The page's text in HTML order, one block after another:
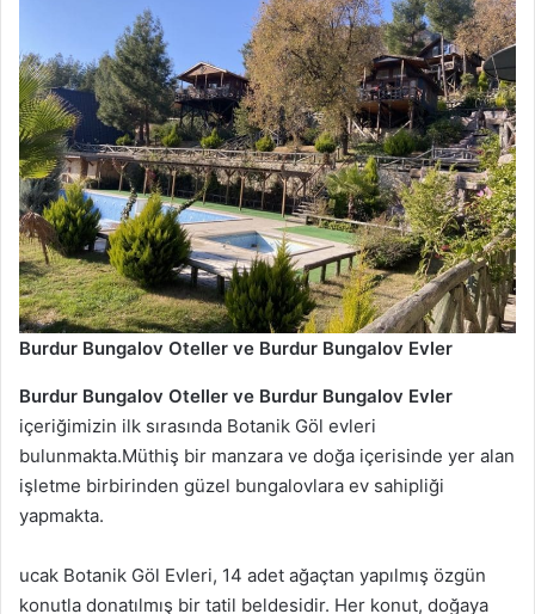
Burdur Bungalov Oteller ve Burdur Bungalov Evler
Burdur Bungalov Oteller ve Burdur Bungalov Evler
içeriğimizin ilk sırasında Botanik Göl evleri
bulunmakta.Müthiş bir manzara ve doğa içerisinde yer alan
işletme birbirinden güzel bungalovlara ev sahipliği
yapmakta.
ucak Botanik Göl Evleri, 14 adet ağaçtan yapılmış özgün
konutla donatılmış bir tatil beldesidir. Her konut, doğaya